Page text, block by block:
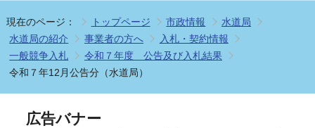
現在のページ： トップページ 市政情報
水道局
水道局の紹介
事業者の方へ
入札・契約情報
一般競争入札
令和７年度 公告及び入札結果
令和７年12月公告分（水道局）
広告バナー